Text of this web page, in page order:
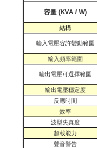
容量 (KVA / W)
結構
輸入電壓容許變動範圍
輸入頻率範圍
輸出電壓可選擇範圍
輸出電壓穩定度
反應時間
效率
波型失真度
超載能力
聲音警告